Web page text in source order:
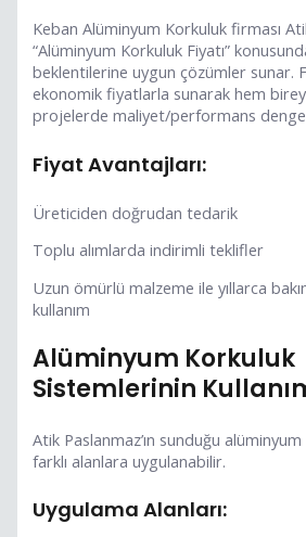
Keban Alüminyum Korkuluk firması
“Alüminyum Korkuluk Fiyatı”
beklentilerine uygun çözümler sunar.
ekonomik fiyatlarla sunarak hem
projelerde maliyet/performans
Fiyat Avantajları:
Üreticiden doğrudan tedarik
Toplu alımlarda indirimli teklifler
Uzun ömürlü malzeme ile yıllarca
kullanım
Alüminyum Korkuluk
Sistemlerinin
Atik Paslanmaz’ın sunduğu
farklı alanlara uygulanabilir.
Uygulama Alanları: